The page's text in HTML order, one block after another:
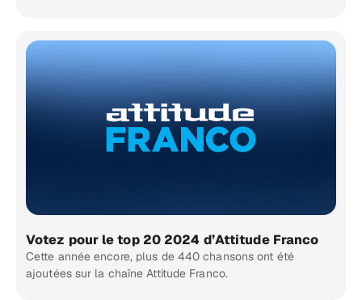
Votez pour le top 20 2024 d’Attitude Franco
Cette année encore, plus de 440 chansons ont été
ajoutées sur la chaîne Attitude Franco.